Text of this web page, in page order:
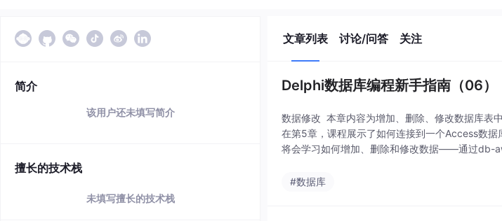
简介
该用户还未填写简介
擅长的技术栈
未填写擅长的技术栈
文章列表 讨论/问答 关注
Delphi数据库编程新手指南（06）
数据修改 本章内容为增加、删除、修改数据库表
在第5章，课程展示了如何连接到一个Access数据
将会学习如何增加、删除和修改数据——通过db-
#数据库